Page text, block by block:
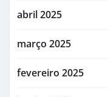
abril 2025
março 2025
fevereiro 2025